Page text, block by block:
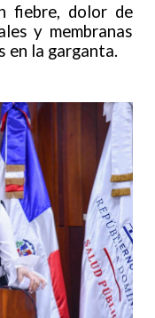
fiebre, dolor de
y membranas
en la garganta.